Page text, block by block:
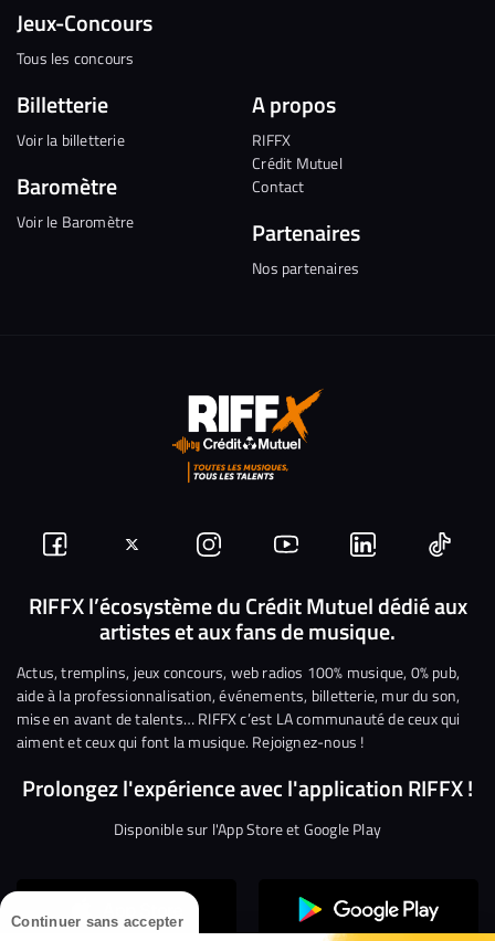
Continuer sans accepter
Jeux-Concours
Tous les concours
Billetterie
Voir la billetterie
Baromètre
Voir le Baromètre
A propos
RIFFX
Crédit Mutuel
Contact
Partenaires
Nos partenaires
Suivez-
nous
Facebook
Suivez-
nous
sur
Twitter
Nous
rejoindre
sur
Instagram
Nous
rejoindre
sur
YouTube
Nous
rejoindre
sur
Linkedin
Nous
RIFFX l’écosystème du Crédit Mutuel dédié aux
artistes et aux fans de musique.
Actus, tremplins, jeux concours, web radios 100% musique, 0% pub,
aide à la professionnalisation, événements, billetterie, mur du son,
mise en avant de talents… RIFFX c’est LA communauté de ceux qui
aiment et ceux qui font la musique. Rejoignez-nous !
Prolongez l'expérience avec l'application RIFFX !
Disponible sur l'App Store et Google Play